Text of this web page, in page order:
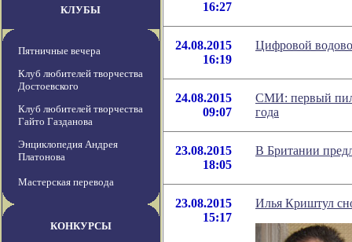
КЛУБЫ
Пятничные вечера
Клуб любителей творчества
Достоевского
Клуб любителей творчества
Гайто Газданова
Энциклопедия Андрея
Платонова
Мастерская перевода
КОНКУРСЫ
16:27
24.08.2015
16:19
Цифровой
24.08.2015
09:07
СМИ: первый
года
23.08.2015
18:05
В Британии
23.08.2015
15:17
Илья Криштул